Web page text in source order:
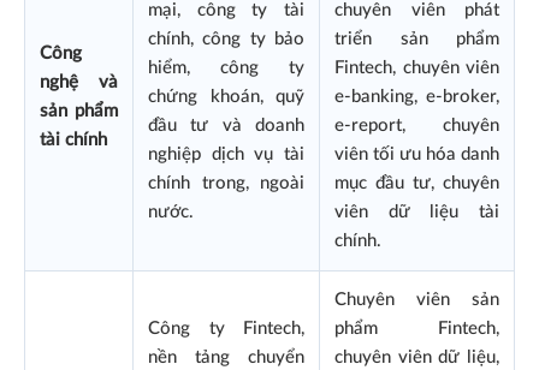
Công
nghệ và
sản phẩm
tài chính
mại, công ty tài
chính, công ty bảo
hiểm, công ty
chứng khoán, quỹ
đầu tư và doanh
nghiệp dịch vụ tài
chính trong, ngoài
nước.
chuyên viên phát
triển sản phẩm
Fintech, chuyên viên
e-banking, e-broker,
e-report, chuyên
viên tối ưu hóa danh
mục đầu tư, chuyên
viên dữ liệu tài
chính.
Công ty Fintech,
nền tảng chuyển
Chuyên viên sản
phẩm Fintech,
chuyên viên dữ liệu,